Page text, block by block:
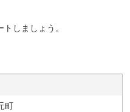
しましょう。
町